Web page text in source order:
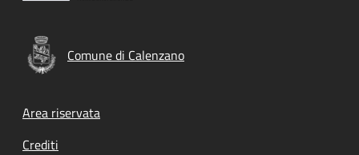
Comune di Calenzano
Footer menu
Area riservata
Crediti